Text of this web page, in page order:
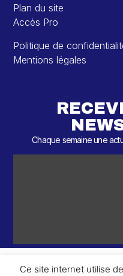
Plan du site
Accès Pro
Politique de
Mentions légales
Chaque semaine une
Ce site internet utilise